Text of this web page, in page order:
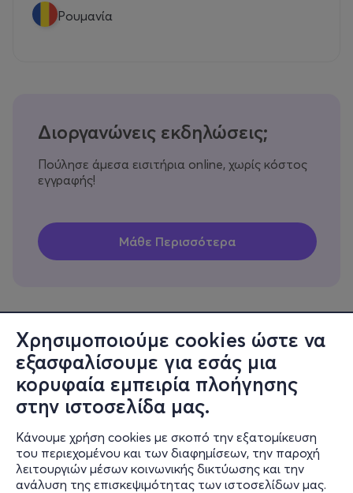
Χρησιμοποιούμε cookies ώστε να
εξασφαλίσουμε για εσάς μια
κορυφαία εμπειρία πλοήγησης
στην ιστοσελίδα μας.
Κάνουμε χρήση cookies με σκοπό την εξατομίκευση
του περιεχομένου και των διαφημίσεων, την παροχή
λειτουργιών μέσων κοινωνικής δικτύωσης και την
ανάλυση της επισκεψιμότητας των ιστοσελίδων μας.
Ρουμανία
Διοργανώνεις εκδηλώσεις;
Πούλησε άμεσα εισιτήρια online, χωρίς κόστος
εγγραφής!
Πληροφορίες
Υποστήριξη
Stay Connected